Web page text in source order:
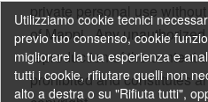
private personal use
of Mappi. Any
reproduction of the content
prohibited and constitutes
Utilizziamo cookie tecnici
previo tuo consenso, cookie
migliorare la tua esperienza e
tutti i cookie, rifiutare quelli non
alto a destra o su "Rifiuta tutti",